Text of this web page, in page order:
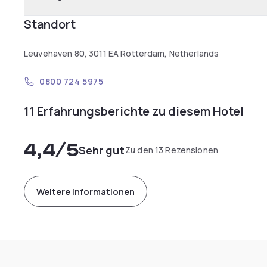
Standort
Leuvehaven 80, 3011 EA Rotterdam, Netherlands
0800 724 5975
11 Erfahrungsberichte zu diesem Hotel
4,4/5Sehr gutZu den 13 Rezensionen
Weitere Informationen